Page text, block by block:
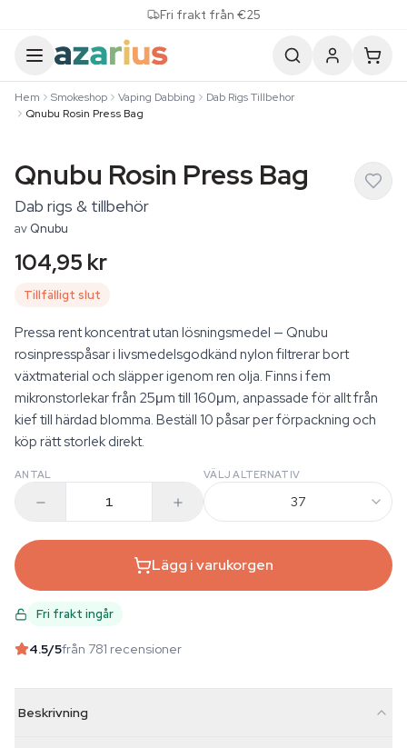
Fri frakt från €25
Hem Smokeshop Vaping Dabbing
Dab Rigs Tillbehor
Qnubu Rosin Press Bag
Qnubu Rosin Press Bag
Dab rigs & tillbehör
av Qnubu
104,95 kr
Tillfälligt slut
Pressa rent koncentrat utan lösningsmedel — Qnubu
rosinpresspåsar i livsmedelsgodkänd nylon filtrerar bort
växtmaterial och släpper igenom ren olja. Finns i fem
mikronstorlekar från 25μm till 160μm, anpassade för allt från
kief till härdad blomma. Beställ 10 påsar per förpackning och
köp rätt storlek direkt.
ANTAL VÄLJ ALTERNATIV
37
Lägg i varukorgen
Fri frakt ingår
4.5/5från 781 recensioner
Beskrivning